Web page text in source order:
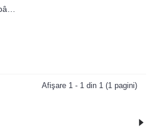
Afişare 1 - 1 din 1 (1 pagini)